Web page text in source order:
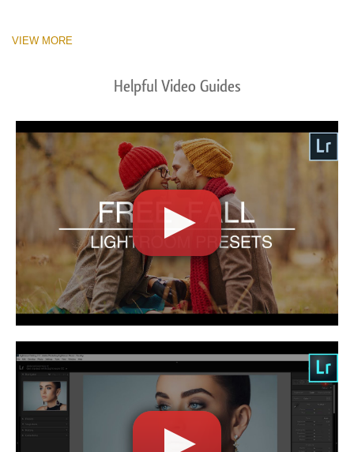
VIEW MORE
Helpful Video Guides